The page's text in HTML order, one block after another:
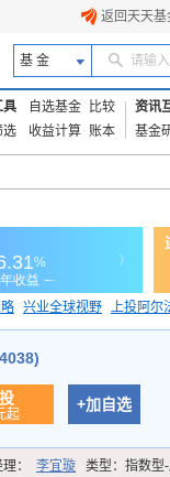
返回天天基
基 金 请输
具 自选基金
比较
选
收益计算 账本
资讯
基金
兴业全球视野 上投阿尔
起
+加自选
理： 李宜璇 类型： 指数型